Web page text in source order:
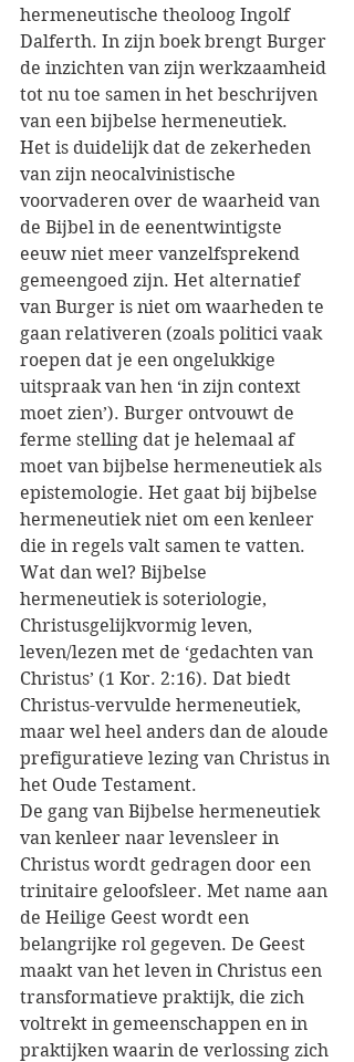
hermeneutische theoloog Ingolf
Dalferth. In zijn boek brengt Burger
de inzichten van zijn werkzaamheid
tot nu toe samen in het beschrijven
van een bijbelse hermeneutiek.
Het is duidelijk dat de zekerheden
van zijn neocalvinistische
voorvaderen over de waarheid van
de Bijbel in de eenentwintigste
eeuw niet meer vanzelfsprekend
gemeengoed zijn. Het alternatief
van Burger is niet om waarheden te
gaan relativeren (zoals politici vaak
roepen dat je een ongelukkige
uitspraak van hen ‘in zijn context
moet zien’). Burger ontvouwt de
ferme stelling dat je helemaal af
moet van bijbelse hermeneutiek als
epistemologie. Het gaat bij bijbelse
hermeneutiek niet om een kenleer
die in regels valt samen te vatten.
Wat dan wel? Bijbelse
hermeneutiek is soteriologie,
Christusgelijkvormig leven,
leven/lezen met de ‘gedachten van
Christus’ (1 Kor. 2:16). Dat biedt
Christus-vervulde hermeneutiek,
maar wel heel anders dan de aloude
prefiguratieve lezing van Christus in
het Oude Testament.
De gang van Bijbelse hermeneutiek
van kenleer naar levensleer in
Christus wordt gedragen door een
trinitaire geloofsleer. Met name aan
de Heilige Geest wordt een
belangrijke rol gegeven. De Geest
maakt van het leven in Christus een
transformatieve praktijk, die zich
voltrekt in gemeenschappen en in
praktijken waarin de verlossing zich